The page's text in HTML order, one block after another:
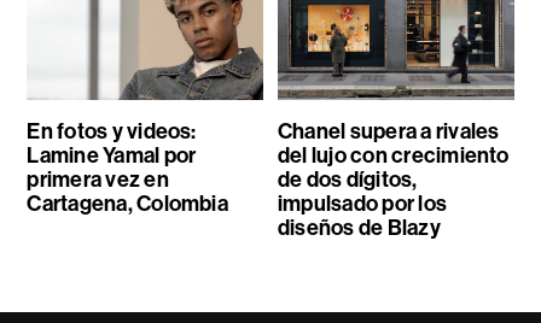
En fotos y videos:
Lamine Yamal por
primera vez en
Cartagena, Colombia
Chanel supera a rivales
del lujo con crecimiento
de dos dígitos,
impulsado por los
diseños de Blazy